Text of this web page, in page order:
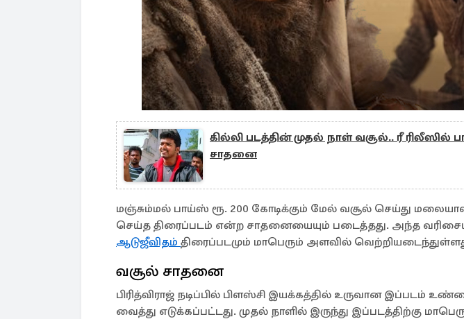
கில்லி படத்தின் முதல் நாள் வசூல்.. ரீ
சாதனை
மஞ்சும்மல் பாய்ஸ் ரூ. 200 கோடிக்கும் மேல் வசூல் செய்து
செய்த திரைப்படம் என்ற சாதனையையும் படைத்தது. அந்த
ஆடுஜீவிதம் திரைப்படமும் மாபெரும் அளவில்
வசூல் சாதனை
பிரித்விராஜ் நடிப்பில் பிளஸ்சி இயக்கத்தில் உருவான இப்படம்
வைத்து எடுக்கப்பட்டது. முதல் நாளில் இருந்து இப்படத்திற்கு